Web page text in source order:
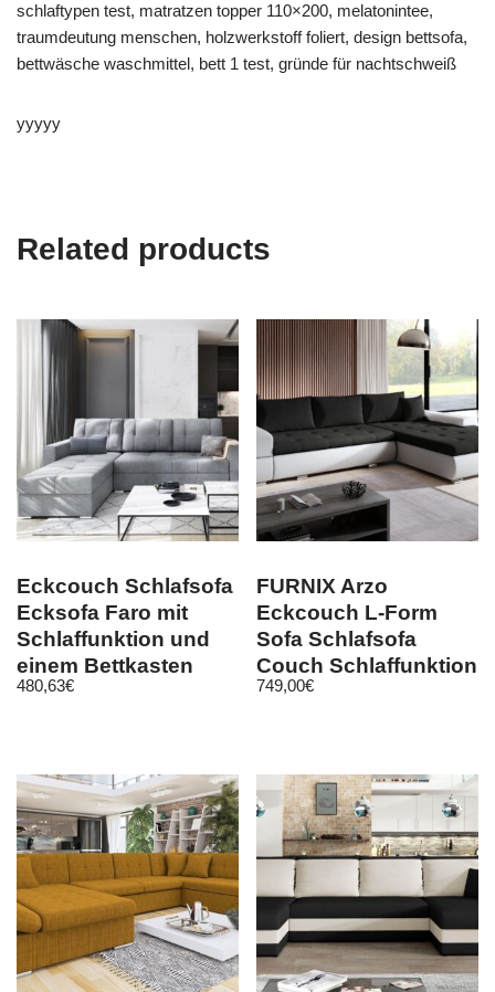
schlaftypen test, matratzen topper 110×200, melatonintee,
traumdeutung menschen, holzwerkstoff foliert, design bettsofa,
bettwäsche waschmittel, bett 1 test, gründe für nachtschweiß
yyyyy
Related products
Eckcouch Schlafsofa
Ecksofa Faro mit
Schlaffunktion und
einem Bettkasten
480,63€
FURNIX Arzo
Eckcouch L-Form
Sofa Schlafsofa
Couch Schlaffunktion
MA 120 + OR 100
749,00€